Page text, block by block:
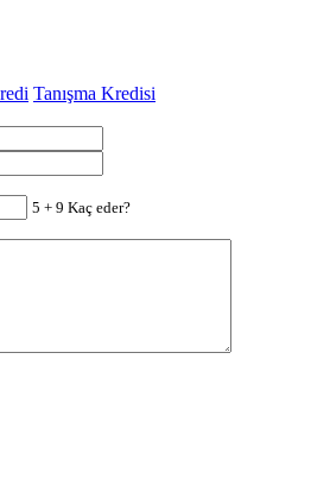
Tanışma Kredisi
5 + 9 Kaç eder?